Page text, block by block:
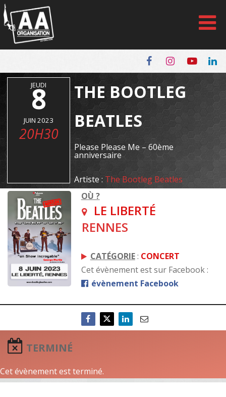
Panneau de gestion des cookies
JEUDI
8
JUIN 2023
20H30
THE BOOTLEG
BEATLES
Please Please Me – 60ème
anniversaire
Artiste : The Bootleg Beatles
OÙ ?
LE LIBERTÉ
RENNES
CATÉGORIE: CONCERT
Cet évènement est sur Facebook :
évènement Facebook
TERMINÉ
Cet évènement est terminé.